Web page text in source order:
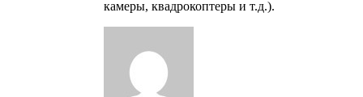
камеры, квадрокоптеры и т.д.).